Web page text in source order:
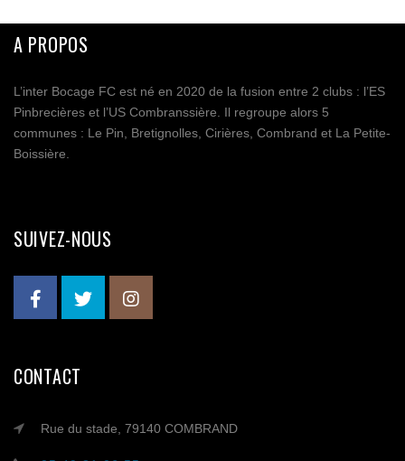
A PROPOS
L’inter Bocage FC est né en 2020 de la fusion entre 2 clubs : l’ES
Pinbrecières et l’US Combranssière. Il regroupe alors 5
communes : Le Pin, Bretignolles, Cirières, Combrand et La Petite-
Boissière.
SUIVEZ-NOUS
CONTACT
Rue du stade, 79140 COMBRAND